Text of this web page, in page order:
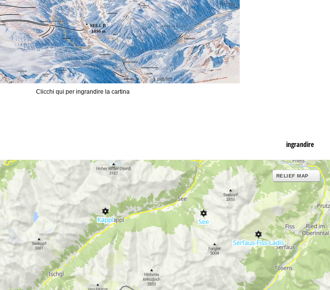
Clicchi qui per ingrandire la cartina
ingrandire
RELIEF MAP